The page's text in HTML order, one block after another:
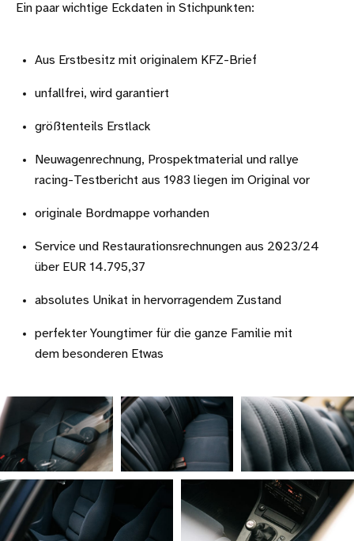
Ein paar wichtige Eckdaten in Stichpunkten:
Aus Erstbesitz mit originalem KFZ-Brief
unfallfrei, wird garantiert
größtenteils Erstlack
Neuwagenrechnung, Prospektmaterial und rallye
racing-Testbericht aus 1983 liegen im Original vor
originale Bordmappe vorhanden
Service und Restaurationsrechnungen aus 2023/24
über EUR 14.795,37
absolutes Unikat in hervorragendem Zustand
perfekter Youngtimer für die ganze Familie mit
dem besonderen Etwas